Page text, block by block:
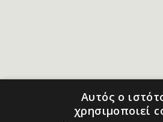
Αυτός ο
χρησιμοποιεί